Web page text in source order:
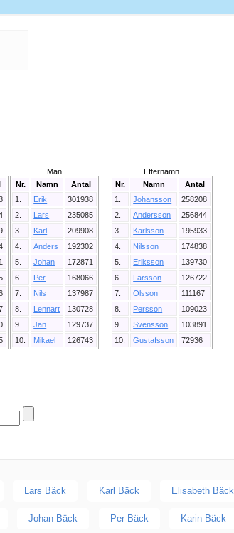
Män
Nr.
Namn
Antal
1.
Erik
301938
2.
Lars
235085
3.
Karl
209908
4.
Anders
192302
5.
Johan
172871
6.
Per
168066
7.
Nils
137987
8.
Lennart
130728
9.
Jan
129737
10.
Mikael 126743
Efternamn
Nr.
Namn
Antal
1.
Johansson
258208
2.
Andersson
256844
3.
Karlsson
195933
4.
Nilsson
174838
5.
Eriksson
139730
6.
Larsson
126722
7.
Olsson
111167
8.
Persson
109023
9.
Svensson
103891
10.
Gustafsson 72936
Lars Bäck Karl Bäck Elisabeth Bäck
Johan Bäck Per Bäck Karin Bäck